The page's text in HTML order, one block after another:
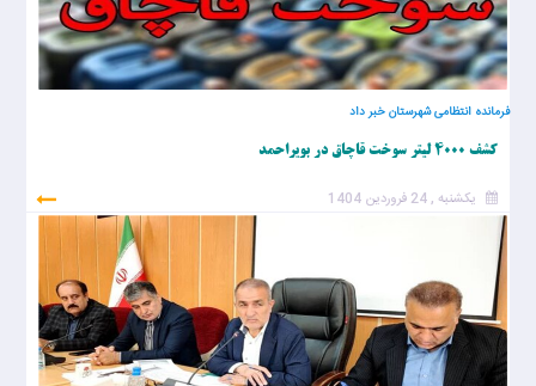
فرمانده انتظامی شهرستان خبر داد
کشف ۴۰۰۰ لیتر سوخت قاچاق در بویراحمد
یکشنبه , 24 فروردین 1404